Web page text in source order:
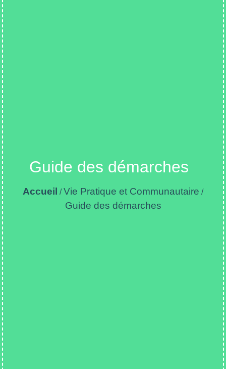
Guide des démarches
Accueil /Vie Pratique et Communautaire /
Guide des démarches